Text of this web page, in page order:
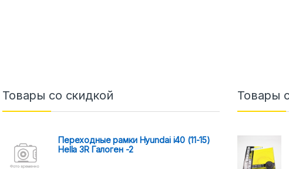
Товары со скидкой
Переходные рамки Hyundai i40 (11-15)
Hella 3R Галоген -2
Товары